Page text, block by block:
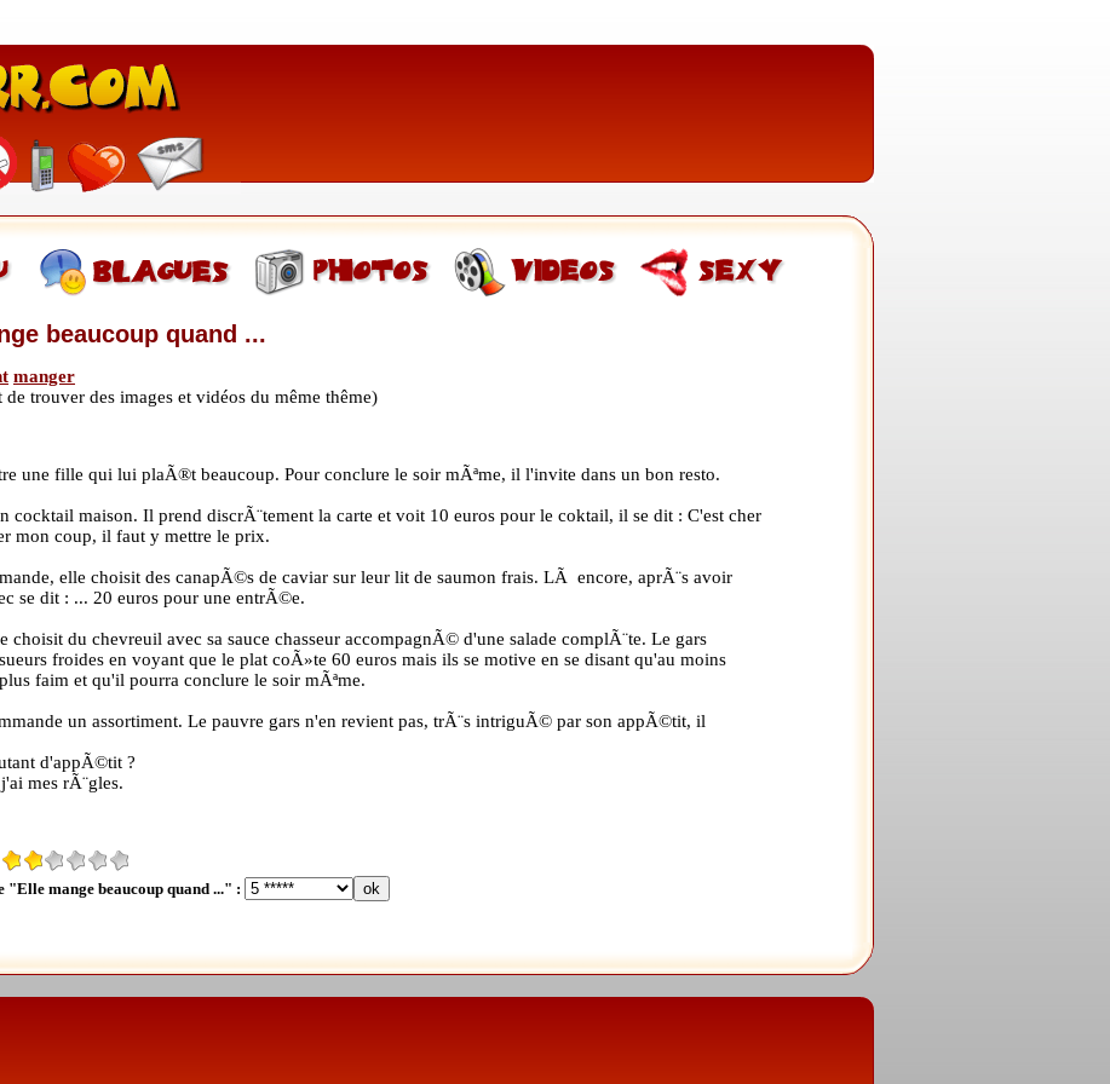
beaucoup quand ...
manger
de trouver des images et vidéos du même thême)
une fille qui lui plaÃ®t beaucoup. Pour conclure le soir mÃªme, il l'invite dans un bon resto.
cocktail maison. Il prend discrÃ¨tement la carte et voit 10 euros pour le coktail, il se dit : C'est cher
mon coup, il faut y mettre le prix.
elle choisit des canapÃ©s de caviar sur leur lit de saumon frais. LÃ encore, aprÃ¨s avoir
se dit : ... 20 euros pour une entrÃ©e.
choisit du chevreuil avec sa sauce chasseur accompagnÃ© d'une salade complÃ¨te. Le gars
froides en voyant que le plat coÃ»te 60 euros mais ils se motive en se disant qu'au moins
faim et qu'il pourra conclure le soir mÃªme.
un assortiment. Le pauvre gars n'en revient pas, trÃ¨s intriguÃ© par son appÃ©tit, il
d'appÃ©tit ?
mes rÃ¨gles.
"Elle mange beaucoup quand ..." :